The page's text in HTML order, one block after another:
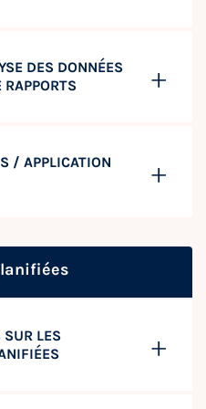
DES DONNÉES
/ APPLICATION
SUR LES